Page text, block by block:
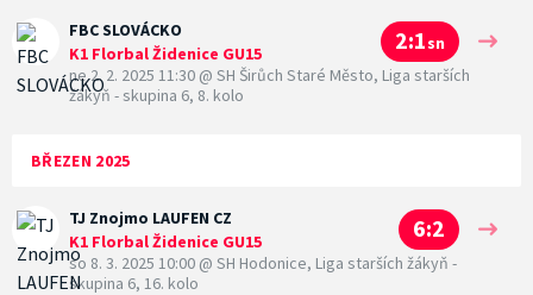
FBC SLOVÁCKO
K1 Florbal Židenice GU15
2:1sn
ne 2. 2. 2025 11:30 @ SH Širůch Staré Město, Liga starších
žákyň - skupina 6, 8. kolo
BŘEZEN 2025
TJ Znojmo LAUFEN CZ
K1 Florbal Židenice GU15
6:2
so 8. 3. 2025 10:00 @ SH Hodonice, Liga starších žákyň -
skupina 6, 16. kolo